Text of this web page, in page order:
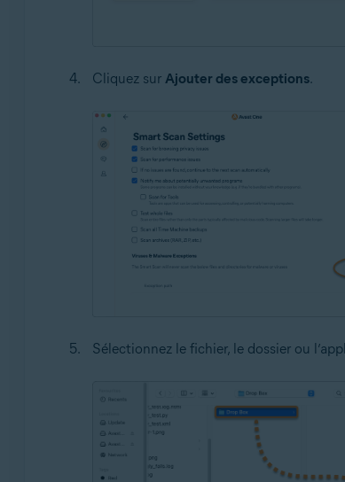
Cliquez sur Ajouter des exceptions.
Sélectionnez le fichier, le dossier ou